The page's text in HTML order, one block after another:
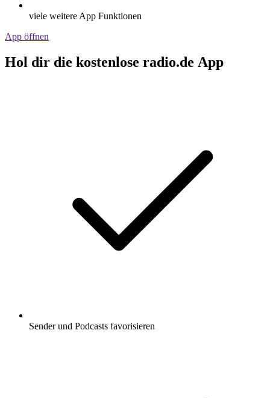
viele weitere App Funktionen
App öffnen
Hol dir die kostenlose radio.de App
Sender und Podcasts favorisieren